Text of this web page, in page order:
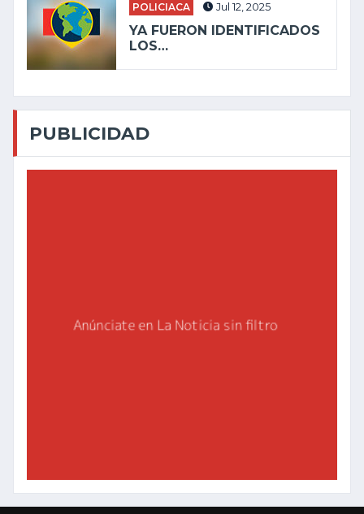
POLICIACA Jul 12, 2025
YA FUERON IDENTIFICADOS
LOS…
PUBLICIDAD